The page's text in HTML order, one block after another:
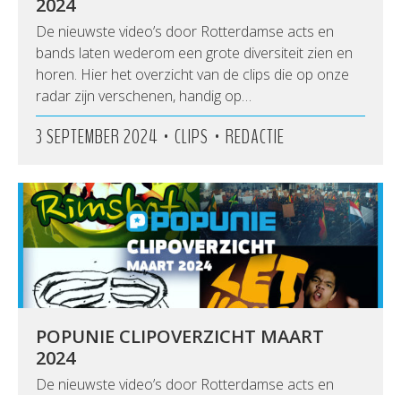
2024
De nieuwste video’s door Rotterdamse acts en
bands laten wederom een grote diversiteit zien en
horen. Hier het overzicht van de clips die op onze
radar zijn verschenen, handig op…
3 SEPTEMBER 2024 • CLIPS • REDACTIE
POPUNIE CLIPOVERZICHT MAART
2024
De nieuwste video’s door Rotterdamse acts en